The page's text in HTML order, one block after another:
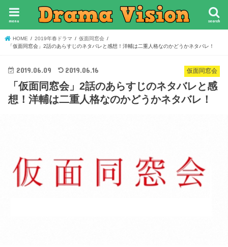
search
menu
HOME 2019年春ドラマ
仮面同窓会
「仮面同窓会」2話のあらすじのネタバレと感想！洋輔は二重人格なのかどうかネタバレ！
仮面同窓会
2019.06.09 2019.06.16
「仮面同窓会」2話のあらすじのネタバレと感
想！洋輔は二重人格なのかどうかネタバレ！